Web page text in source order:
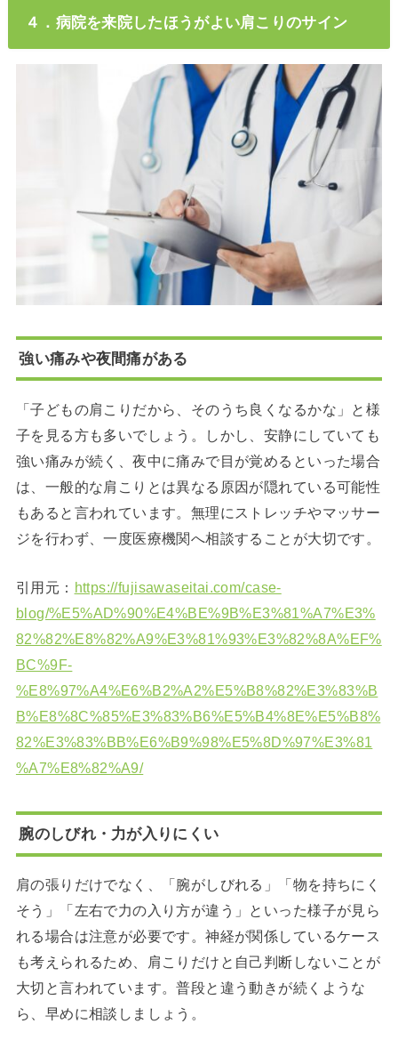
４．病院を来院したほうがよい肩こりのサイン
強い痛みや夜間痛がある
「子どもの肩こりだから、そのうち良くなるかな」と様
子を見る方も多いでしょう。しかし、安静にしていても
強い痛みが続く、夜中に痛みで目が覚めるといった場合
は、一般的な肩こりとは異なる原因が隠れている可能性
もあると言われています。無理にストレッチやマッサー
ジを行わず、一度医療機関へ相談することが大切です。
引用元： https://fujisawaseitai.com/case-
blog/%E5%AD%90%E4%BE%9B%E3%81%A7%E3%
82%82%E8%82%A9%E3%81%93%E3%82%8A%EF%
BC%9F-
%E8%97%A4%E6%B2%A2%E5%B8%82%E3%83%B
B%E8%8C%85%E3%83%B6%E5%B4%8E%E5%B8%
82%E3%83%BB%E6%B9%98%E5%8D%97%E3%81
%A7%E8%82%A9/
腕のしびれ・力が入りにくい
肩の張りだけでなく、「腕がしびれる」「物を持ちにく
そう」「左右で力の入り方が違う」といった様子が見ら
れる場合は注意が必要です。神経が関係しているケース
も考えられるため、肩こりだけと自己判断しないことが
大切と言われています。普段と違う動きが続くような
ら、早めに相談しましょう。